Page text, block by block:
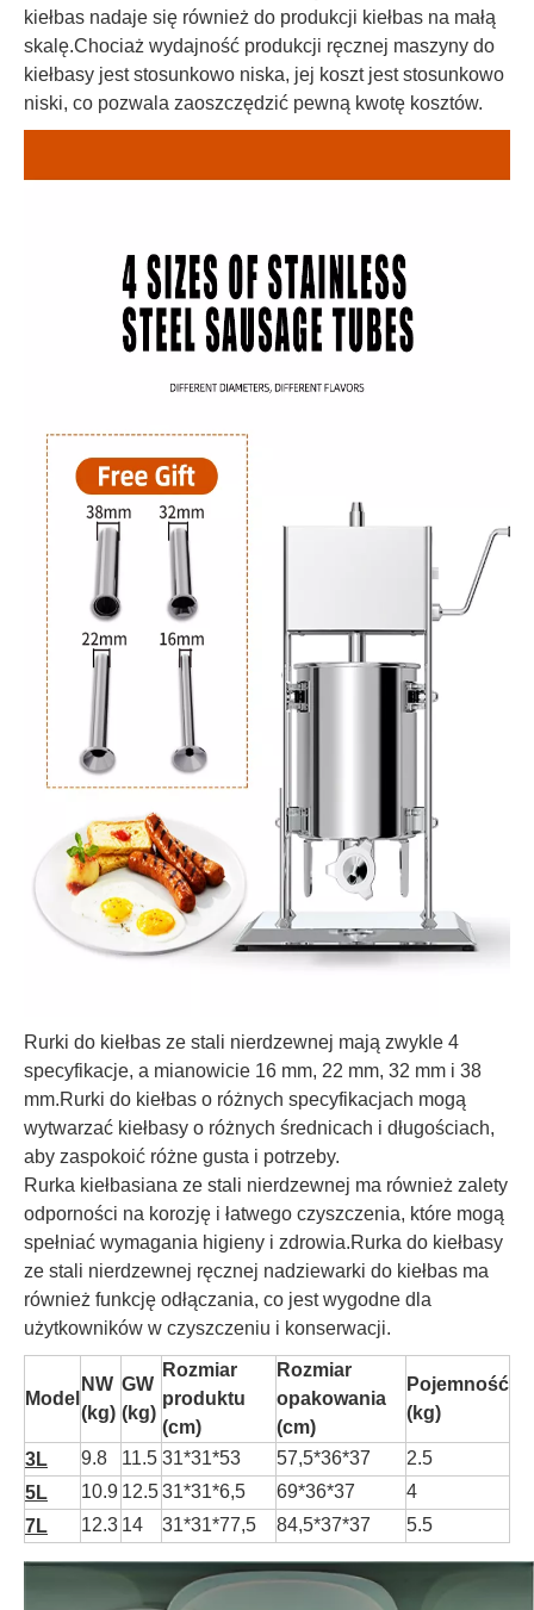
kiełbas nadaje się również do produkcji kiełbas na małą
skalę.Chociaż wydajność produkcji ręcznej maszyny do
kiełbasy jest stosunkowo niska, jej koszt jest stosunkowo
niski, co pozwala zaoszczędzić pewną kwotę kosztów.
Rurki do kiełbas ze stali nierdzewnej mają zwykle 4
specyfikacje, a mianowicie 16 mm, 22 mm, 32 mm i 38
mm.Rurki do kiełbas o różnych specyfikacjach mogą
wytwarzać kiełbasy o różnych średnicach i długościach,
aby zaspokoić różne gusta i potrzeby.
Rurka kiełbasiana ze stali nierdzewnej ma również zalety
odporności na korozję i łatwego czyszczenia, które mogą
spełniać wymagania higieny i zdrowia.Rurka do kiełbasy
ze stali nierdzewnej ręcznej nadziewarki do kiełbas ma
również funkcję odłączania, co jest wygodne dla
użytkowników w czyszczeniu i konserwacji.
Model
NW
(kg)
GW
(kg)
Rozmiar
produktu
(cm)
Rozmiar
opakowania
(cm)
Pojemność
(kg)
3L 9.8 11.5 31*31*53 57,5*36*37
2.5
5L
10.9 12.531*31*6,5 69*36*37
4
7L
12.3 14 31*31*77,5 84,5*37*37 5.5